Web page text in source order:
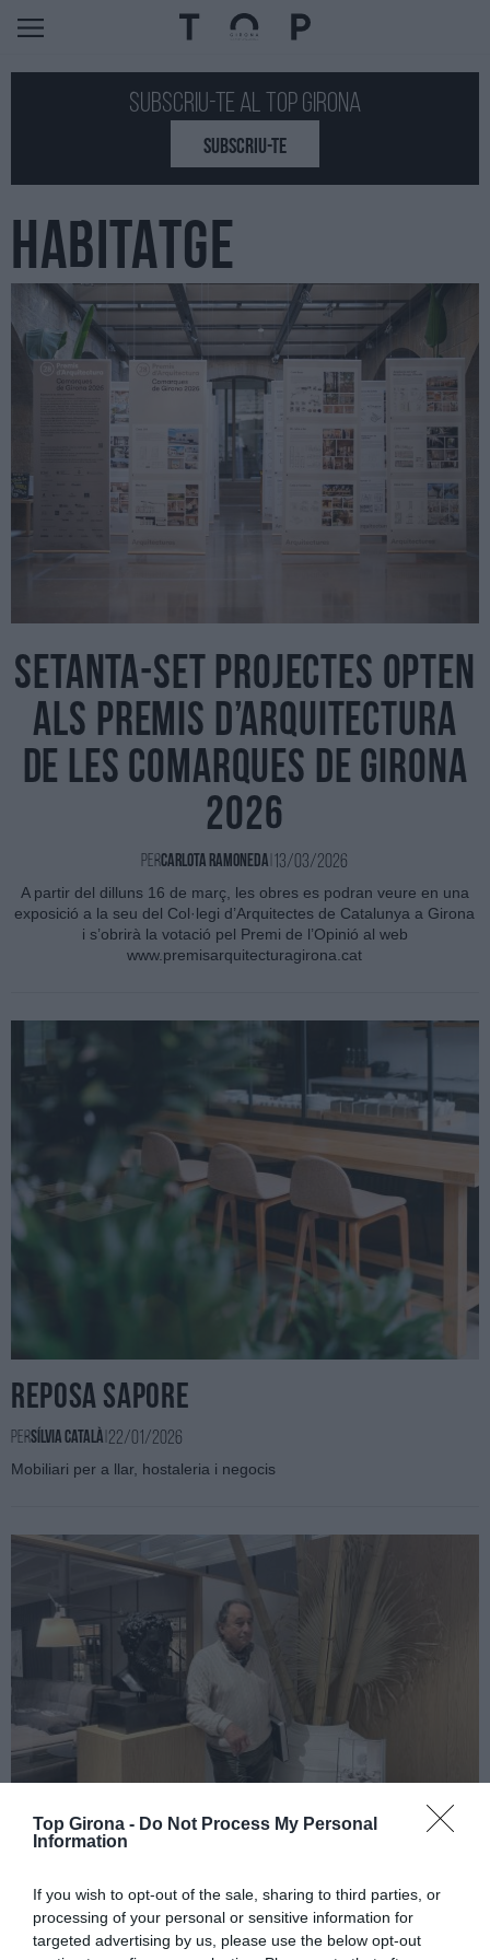
Top Girona - Do Not Process My Personal
Information
If you wish to opt-out of the sale, sharing to third parties, or
processing of your personal or sensitive information for
targeted advertising by us, please use the below opt-out
Subscriu-te al Top GIRONA
SUBSCRIU-TE
HABITATGE
Setanta-set projectes opten
als Premis d’Arquitectura
de les Comarques de Girona
2026
PerCarlota Ramoneda 13/03/2026
A partir del dilluns 16 de març, les obres es podran veure en una
exposició a la seu del Col·legi d’Arquitectes de Catalunya a Girona
i s’obrirà la votació pel Premi de l’Opinió al web
www.premisarquitecturagirona.cat
Reposa Sapore
PerSílvia Català 22/01/2026
Mobiliari per a llar, hostaleria i negocis
francesc bru
12/01/2026